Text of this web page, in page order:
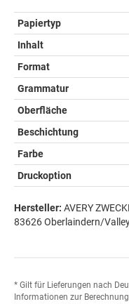
Papiertyp
Inhalt
Format
Grammatur
Oberfläche
Beschichtung
Farbe
Druckoption
Hersteller: AVERY
83626 Oberlaindern/
* Gilt für Lieferungen nach
Informationen zur